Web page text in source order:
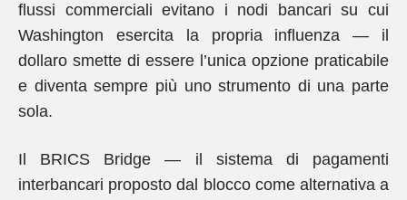
flussi commerciali evitano i nodi bancari su cui
Washington esercita la propria influenza — il
dollaro smette di essere l’unica opzione praticabile
e diventa sempre più uno strumento di una parte
sola.
Il BRICS Bridge — il sistema di pagamenti
interbancari proposto dal blocco come alternativa a